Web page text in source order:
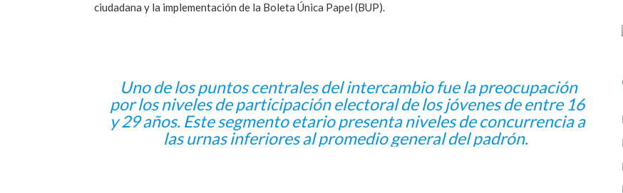
ciudadana y la implementación de la Boleta Única Papel (BUP).
Uno de los puntos centrales del intercambio fue la preocupación
por los niveles de participación electoral de los jóvenes de entre 16
y 29 años. Este segmento etario presenta niveles de concurrencia a
las urnas inferiores al promedio general del padrón.